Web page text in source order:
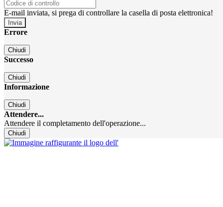
E-mail inviata, si prega di controllare la casella di posta elettronica!
Errore
Chiudi
Successo
Chiudi
Informazione
Chiudi
Attendere...
Attendere il completamento dell'operazione...
Chiudi